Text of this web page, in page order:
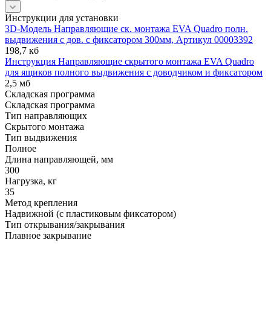
Инструкции для установки
3D-Модель Направляющие ск. монтажа EVA Quadro полн.
выдвижения с дов. с фиксатором 300мм, Артикул 00003392
198,7 кб
Инструкция Направляющие скрытого монтажа EVA Quadro
для ящиков полного выдвижения с доводчиком и фиксатором
2,5 мб
Складская программа
Складская программа
Тип направляющих
Скрытого монтажа
Тип выдвижения
Полное
Длина направляющей, мм
300
Нагрузка, кг
35
Метод крепления
Надвижной (с пластиковым фиксатором)
Тип открывания/закрывания
Плавное закрывание